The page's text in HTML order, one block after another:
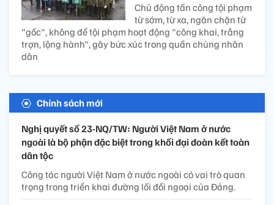
Chủ động tấn công tội phạm
từ sớm, từ xa, ngăn chặn từ
"gốc", không để tội phạm hoạt động "công khai, trắng
trợn, lộng hành", gây bức xúc trong quần chúng nhân
dân
Chính sách mới
Nghị quyết số 23-NQ/TW: Người Việt Nam ở nước
ngoài là bộ phận đặc biệt trong khối đại đoàn kết toàn
dân tộc
Công tác người Việt Nam ở nước ngoài có vai trò quan
trọng trong triển khai đường lối đối ngoại của Đảng.